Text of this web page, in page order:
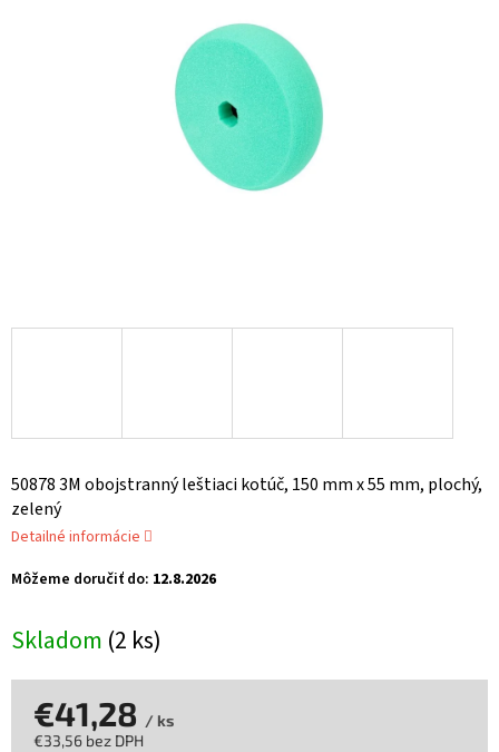
Skladom (2 ks)
Môžeme doručiť do: 12.8.2026
50878 3M obojstranný leštiaci kotúč, 150 mm x 55 mm, plochý,
zelený
Detailné informácie
€41,28 / ks
€33,56 bez DPH